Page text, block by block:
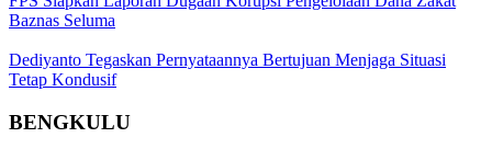
Baznas Seluma
Dediyanto Tegaskan Pernyataannya Bertujuan Menjaga Situasi
Tetap Kondusif
BENGKULU